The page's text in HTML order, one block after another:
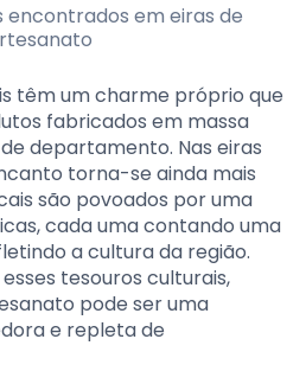
têm um charme próprio que
fabricados em massa
departamento. Nas eiras
torna-se ainda mais
são povoados por uma
cada uma contando uma
a cultura da região.
tesouros culturais,
pode ser uma
e repleta de